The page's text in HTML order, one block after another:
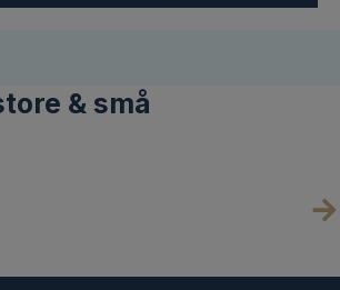
& små